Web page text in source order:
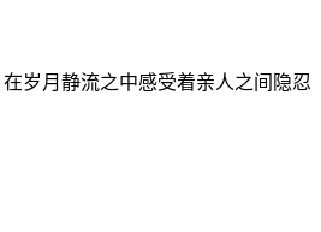
岁月静流之中感受着亲人之间隐忍